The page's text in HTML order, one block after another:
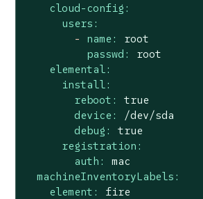
cloud-config:
users:
-
name:
root
passwd:
root
elemental:
install:
reboot:
true
device:
/dev/sda
debug:
true
registration:
auth:
mac
machineInventoryLabels:
element:
fire